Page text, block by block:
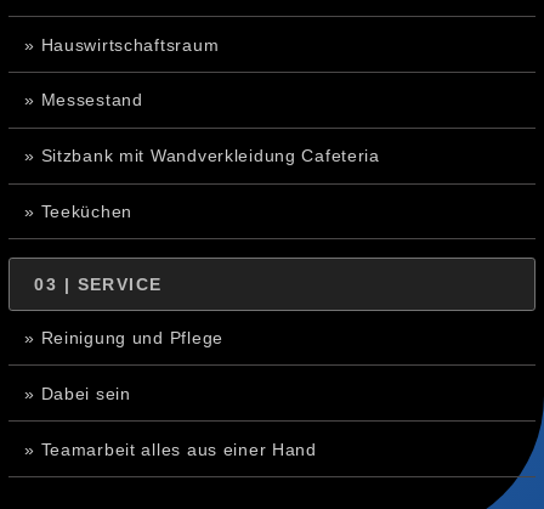
» Hauswirtschaftsraum
» Messestand
» Sitzbank mit Wandverkleidung Cafeteria
» Teeküchen
03 | SERVICE
» Reinigung und Pflege
» Dabei sein
» Teamarbeit alles aus einer Hand